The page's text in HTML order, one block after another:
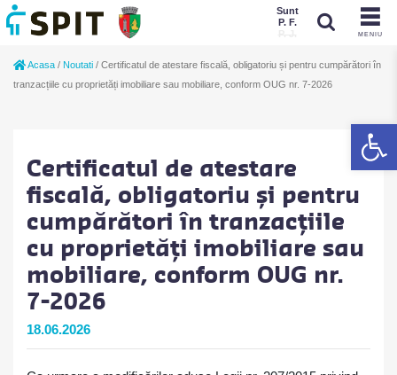
MENIU
Sunt
P. F.
P. J.
P. F.
Acasa / Noutati / Certificatul de atestare fiscală, obligatoriu și pentru cumpărători în
tranzacțiile cu proprietăți imobiliare sau mobiliare, conform OUG nr. 7-2026
Certificatul de atestare
fiscală, obligatoriu și pentru
cumpărători în tranzacțiile
cu proprietăți imobiliare sau
mobiliare, conform OUG nr.
7-2026
18.06.2026